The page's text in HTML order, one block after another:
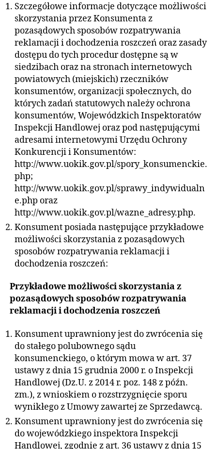
Szczegółowe informacje dotyczące możliwości
skorzystania przez Konsumenta z
pozasądowych sposobów rozpatrywania
reklamacji i dochodzenia roszczeń oraz zasady
dostępu do tych procedur dostępne są w
siedzibach oraz na stronach internetowych
powiatowych (miejskich) rzeczników
konsumentów, organizacji społecznych, do
których zadań statutowych należy ochrona
konsumentów, Wojewódzkich Inspektoratów
Inspekcji Handlowej oraz pod następującymi
adresami internetowymi Urzędu Ochrony
Konkurencji i Konsumentów:
http://www.uokik.gov.pl/spory_konsumenckie.
php;
http://www.uokik.gov.pl/sprawy_indywidualn
e.php oraz
http://www.uokik.gov.pl/wazne_adresy.php.
Konsument posiada następujące przykładowe
możliwości skorzystania z pozasądowych
sposobów rozpatrywania reklamacji i
dochodzenia roszczeń:
Przykładowe możliwości skorzystania z
pozasądowych sposobów rozpatrywania
reklamacji i dochodzenia roszczeń
Konsument uprawniony jest do zwrócenia się
do stałego polubownego sądu
konsumenckiego, o którym mowa w art. 37
ustawy z dnia 15 grudnia 2000 r. o Inspekcji
Handlowej (Dz.U. z 2014 r. poz. 148 z późn.
zm.), z wnioskiem o rozstrzygnięcie sporu
wynikłego z Umowy zawartej ze Sprzedawcą.
Konsument uprawniony jest do zwrócenia się
do wojewódzkiego inspektora Inspekcji
Handlowej, zgodnie z art. 36 ustawy z dnia 15